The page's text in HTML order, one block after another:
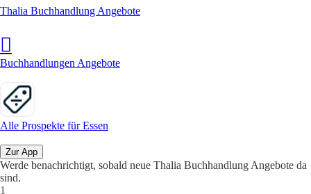
Thalia Buchhandlung Angebote
Buchhandlungen Angebote
Alle Prospekte für Essen
Zur App
Werde benachrichtigt, sobald neue Thalia Buchhandlung Angebote da
sind.